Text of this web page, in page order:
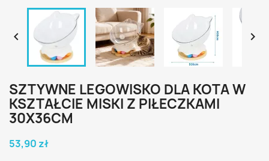
 
SZTYWNE LEGOWISKO DLA KOTA W
KSZTAŁCIE MISKI Z PIŁECZKAMI
30X36CM
53,90 zł